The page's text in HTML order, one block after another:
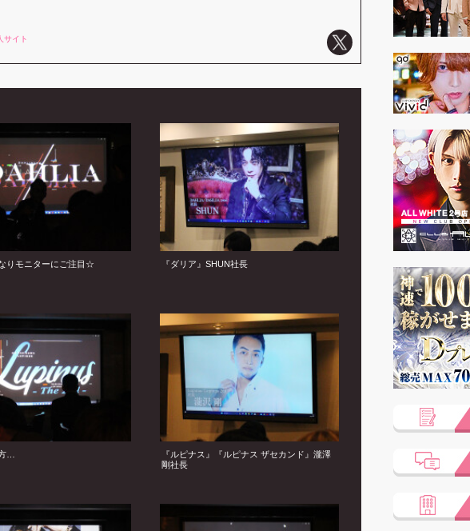
サイト
りモニターにご注目☆ 『ダリア』SHUN社長
…
『ルピナス』『ルピナス ザセカンド』瀧澤
剛社長